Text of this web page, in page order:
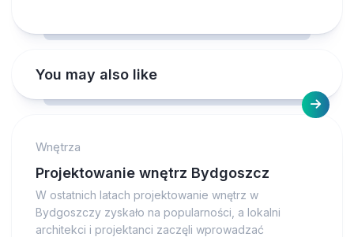
You may also like
Wnętrza
Projektowanie wnętrz Bydgoszcz
W ostatnich latach projektowanie wnętrz w
Bydgoszczy zyskało na popularności, a lokalni
architekci i projektanci zaczęli wprowadzać